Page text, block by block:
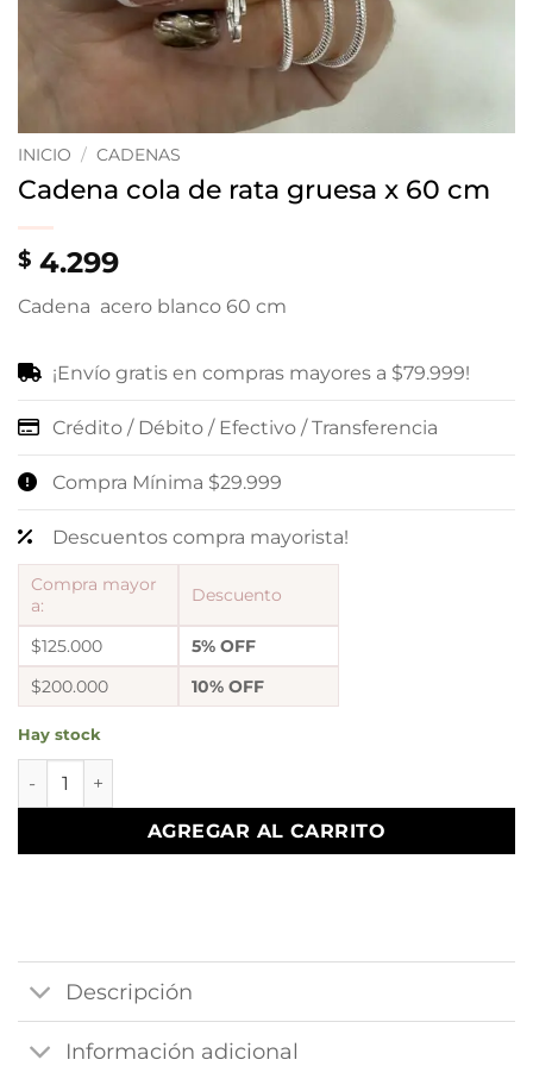
INICIO / CADENAS
Cadena cola de rata gruesa x 60 cm
$ 4.299
Cadena acero blanco 60 cm
¡Envío gratis en compras mayores a $79.999!
Crédito / Débito / Efectivo / Transferencia
Compra Mínima $29.999
Descuentos compra mayorista!
Compra mayor
a:
Descuento
$125.000
5% OFF
$200.000
10% OFF
Hay stock
Cadena cola de rata gruesa x 60 cm cantidad
AGREGAR AL CARRITO
Descripción
Información adicional